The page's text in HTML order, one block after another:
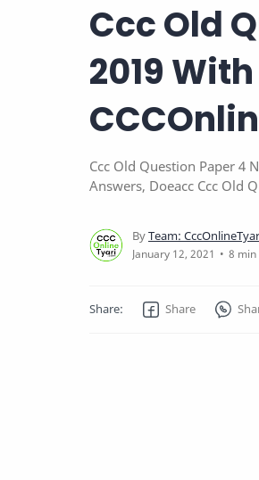
Ccc Old
2019
Ccc Old Question Paper 4
Answers, Doeacc Ccc Old
8